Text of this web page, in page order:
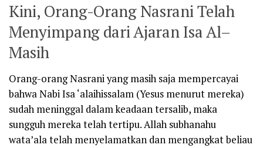
Kini, Orang-Orang Nasrani Telah
Menyimpang dari Ajaran Isa Al–
Masih
Orang-orang Nasrani yang masih saja mempercayai
bahwa Nabi Isa‘alaihissalam (Yesus menurut mereka)
sudah meninggal dalam keadaan tersalib, maka
sungguh mereka telah tertipu. Allah subhanahu
wata’alatelah menyelamatkan dan mengangkat beliau